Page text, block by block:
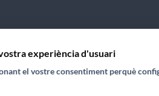
web experiència d'usuari
el vostre consentiment perquè